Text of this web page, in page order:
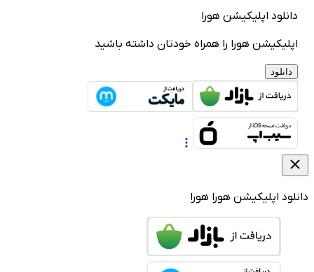
اپلیکیشن هورا
هورا را همراه خودتان داشته باشید
دانلود
اپلیکیشن هوراهورا